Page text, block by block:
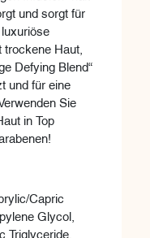
und sorgt für
luxuriöse
trockene Haut,
Defying Blend“
und für eine
Sie
in Top
Capric
Glycol,
Triglyceride,